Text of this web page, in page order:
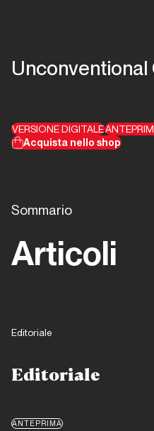
VERSIONE DIGITALE
Acquista nello shop
Sommario
Articoli
Editoriale
Editoriale
ANTEPRIMA